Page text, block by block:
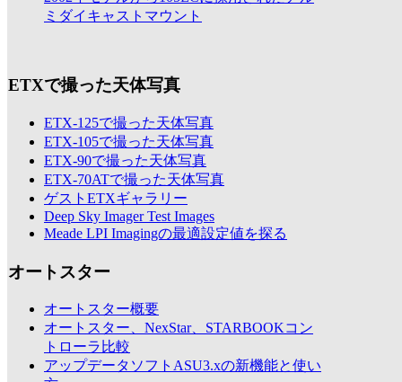
ミダイキャストマウント
ETXで撮った天体写真
ETX-125で撮った天体写真
ETX-105で撮った天体写真
ETX-90で撮った天体写真
ETX-70ATで撮った天体写真
ゲストETXギャラリー
Deep Sky Imager Test Images
Meade LPI Imagingの最適設定値を探る
オートスター
オートスター概要
オートスター、NexStar、STARBOOKコン
トローラ比較
アップデータソフトASU3.xの新機能と使い